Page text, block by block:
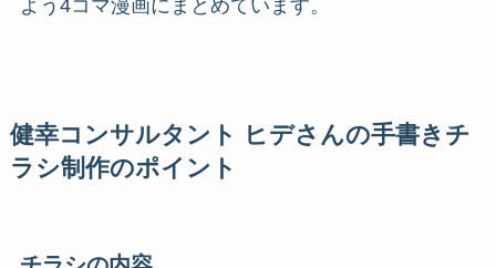
よう4コマ漫画にまとめています。
健幸コンサルタント ヒデさんの手書きチ
ラシ制作のポイント